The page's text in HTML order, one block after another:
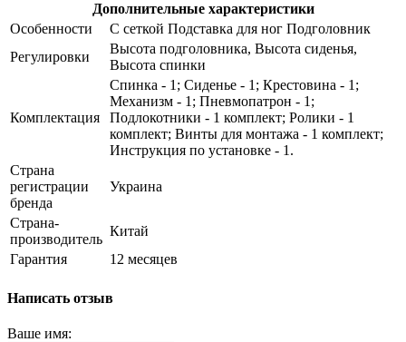
Дополнительные характеристики
Особенности
С сеткой Подставка для ног Подголовник
Регулировки
Высота подголовника, Высота сиденья,
Высота спинки
Комплектация
Спинка - 1; Сиденье - 1; Крестовина - 1;
Механизм - 1; Пневмопатрон - 1;
Подлокотники - 1 комплект; Ролики - 1
комплект; Винты для монтажа - 1 комплект;
Инструкция по установке - 1.
Страна
регистрации
бренда
Украина
Страна-
производитель
Китай
Гарантия
12 месяцев
Написать отзыв
Ваше имя: